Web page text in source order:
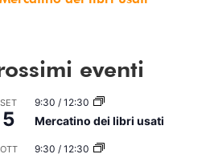
eventi
SET
5
9:30 / 12:30
Mercatino dei libri usati
OTT 9:30 / 12:30